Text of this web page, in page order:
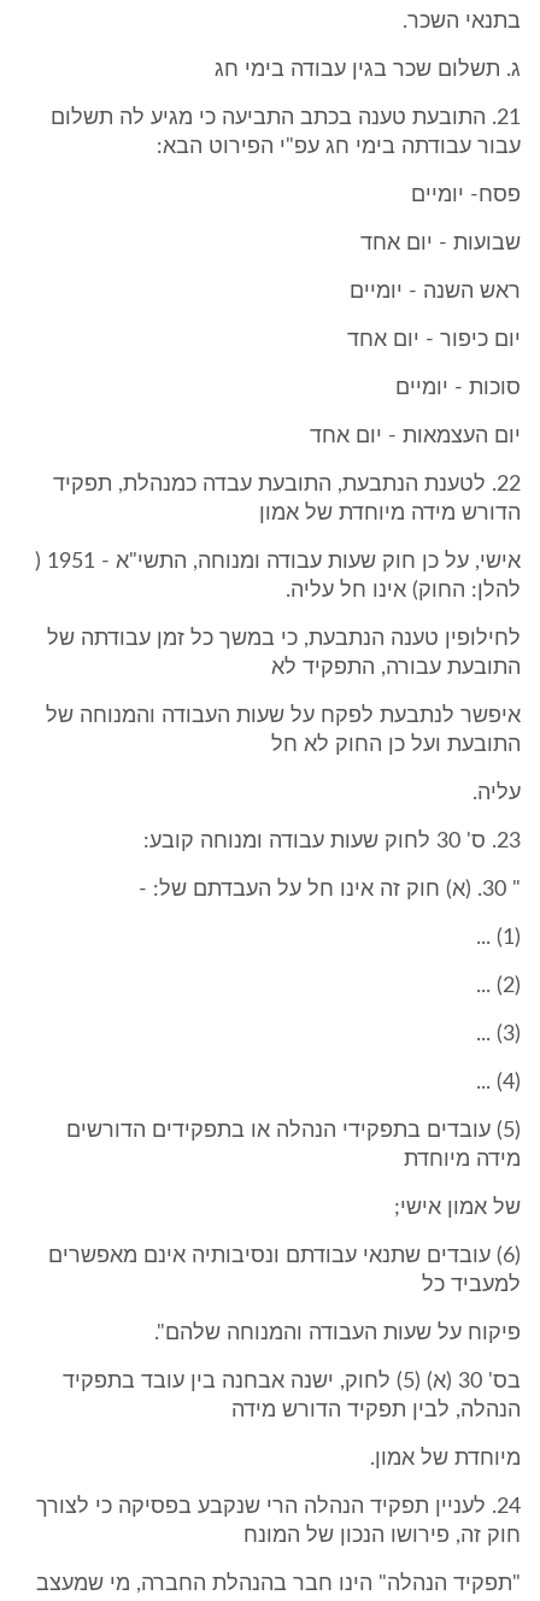
בתנאי השכר.
ג. תשלום שכר בגין עבודה בימי חג
21. התובעת טענה בכתב התביעה כי מגיע לה תשלום
עבור עבודתה בימי חג עפ"י הפירוט הבא:
פסח- יומיים
שבועות - יום אחד
ראש השנה - יומיים
יום כיפור - יום אחד
סוכות - יומיים
יום העצמאות - יום אחד
22. לטענת הנתבעת, התובעת עבדה כמנהלת, תפקיד
הדורש מידה מיוחדת של אמון
אישי, על כן חוק שעות עבודה ומנוחה, התשי"א - 1951 (
להלן: החוק) אינו חל עליה.
לחילופין טענה הנתבעת, כי במשך כל זמן עבודתה של
התובעת עבורה, התפקיד לא
איפשר לנתבעת לפקח על שעות העבודה והמנוחה של
התובעת ועל כן החוק לא חל
עליה.
23. ס' 30 לחוק שעות עבודה ומנוחה קובע:
" 30. (א) חוק זה אינו חל על העבדתם של: -
(1) ...
(2) ...
(3) ...
(4) ...
(5) עובדים בתפקידי הנהלה או בתפקידים הדורשים
מידה מיוחדת
של אמון אישי;
(6) עובדים שתנאי עבודתם ונסיבותיה אינם מאפשרים
למעביד כל
פיקוח על שעות העבודה והמנוחה שלהם".
בס' 30 (א) (5) לחוק, ישנה אבחנה בין עובד בתפקיד
הנהלה, לבין תפקיד הדורש מידה
מיוחדת של אמון.
24. לעניין תפקיד הנהלה הרי שנקבע בפסיקה כי לצורך
חוק זה, פירושו הנכון של המונח
"תפקיד הנהלה" הינו חבר בהנהלת החברה, מי שמעצב